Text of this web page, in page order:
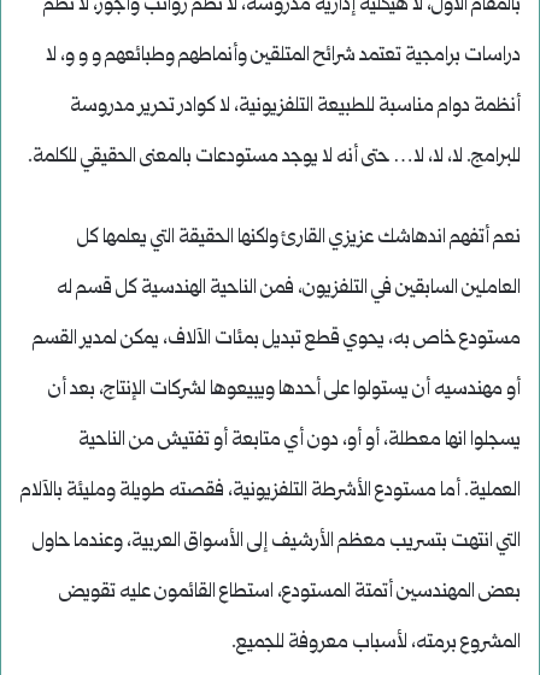
دراسات برامجية تعتمد شرائح المتلقين وأنماطهم وطبائعهم و و و، لا
أنظمة دوام مناسبة للطبيعة التلفزيونية، لا كوادر تحرير مدروسة
للبرامج. لا، لا، لا… حتى أنه لا يوجد مستودعات بالمعنى الحقيقي للكلمة.
نعم أتفهم اندهاشك عزيزي القارئ ولكنها الحقيقة التي يعلمها كل
العاملين السابقين في التلفزيون، فمن الناحية الهندسية كل قسم له
مستودع خاص به، يحوي قطع تبديل بمئات الآلاف، يمكن لمدير القسم
أو مهندسيه أن يستولوا على أحدها ويبيعوها لشركات الإنتاج، بعد أن
يسجلوا انها معطلة، أو أو، دون أي متابعة أو تفتيش من الناحية
العملية. أما مستودع الأشرطة التلفزيونية، فقصته طويلة ومليئة بالآلام
التي انتهت بتسريب معظم الأرشيف إلى الأسواق العربية، وعندما حاول
بعض المهندسين أتمتة المستودع، استطاع القائمون عليه تقويض
المشروع برمته، لأسباب معروفة للجميع.